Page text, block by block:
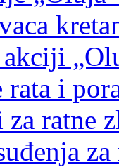
rata i
za ratne